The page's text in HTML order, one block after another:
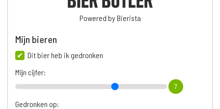
Powered by Bierista
Mijn bieren
Dit bier heb ik gedronken
Mijn cijfer:
7
Gedronken op: